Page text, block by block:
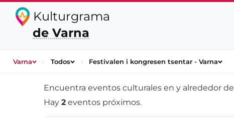
Kulturgrama
de Varna
Varna › Todos › Festivalen i kongresen tsentar - Varna
Encuentra eventos culturales en y alrededor de
Hay 2 eventos próximos.